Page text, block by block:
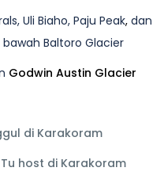
makan tengah
selama dua jam
Godwin Austin
ribu meter di atas
Memorial adalah
Uli Biaho, Paju Peak, dan
Baltoro Glacier
Godwin Austin Glacier
di Karakoram
Tu host di Karakoram